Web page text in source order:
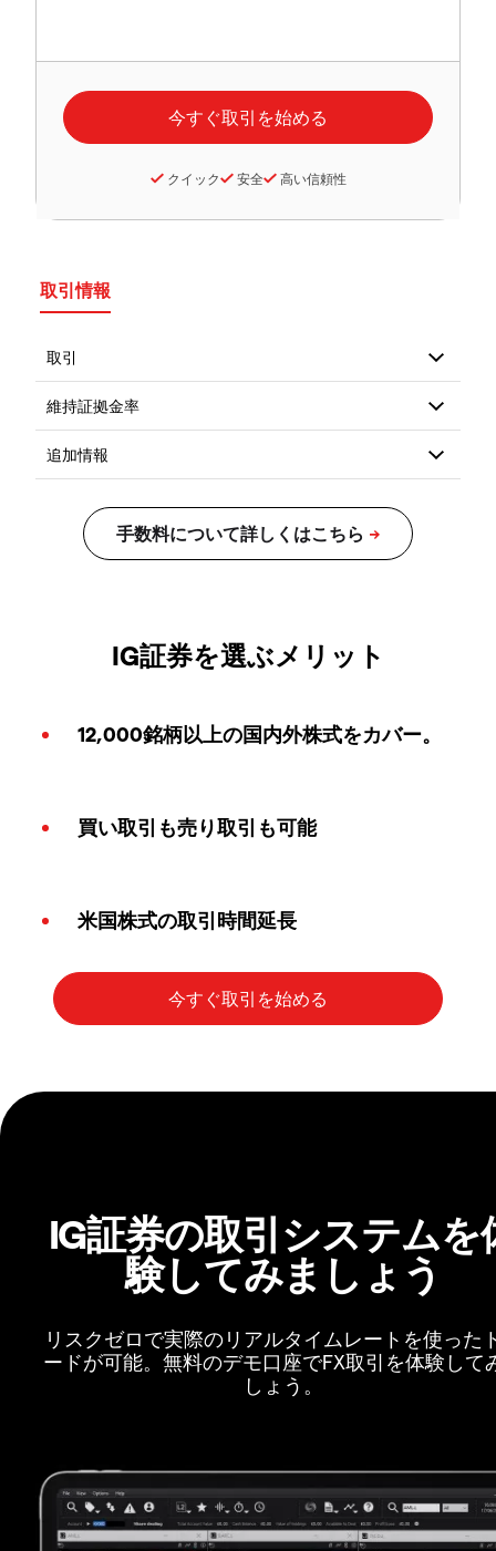
クイック 安全 高い信頼性
取引情報
IG証券を選ぶメリット
12,000銘柄以上の国内外株式をカバー。
買い取引も売り取引も可能
米国株式の取引時間延長
IG証券の取引システムを
験してみましょう
リスクゼロで実際のリアルタイムレートを使った
ードが可能。無料のデモ口座でFX取引を体験して
しょう。